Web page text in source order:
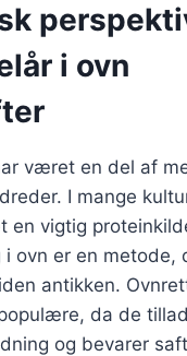
i ovn
været en del af
I mange
en vigtig
ovn er en metode,
antikken.
da de
og bevarer